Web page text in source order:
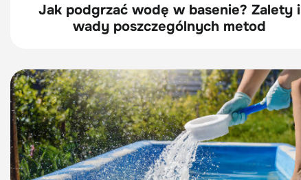
Jak podgrzać wodę w basenie? Zalety i
wady poszczególnych metod